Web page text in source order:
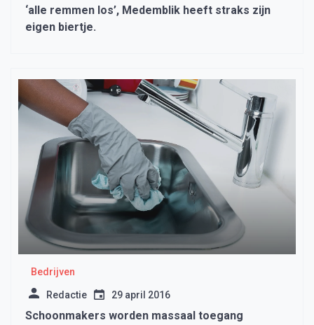
‘alle remmen los’, Medemblik heeft straks zijn
eigen biertje.
Bedrijven
Redactie 29 april 2016
Schoonmakers worden massaal toegang